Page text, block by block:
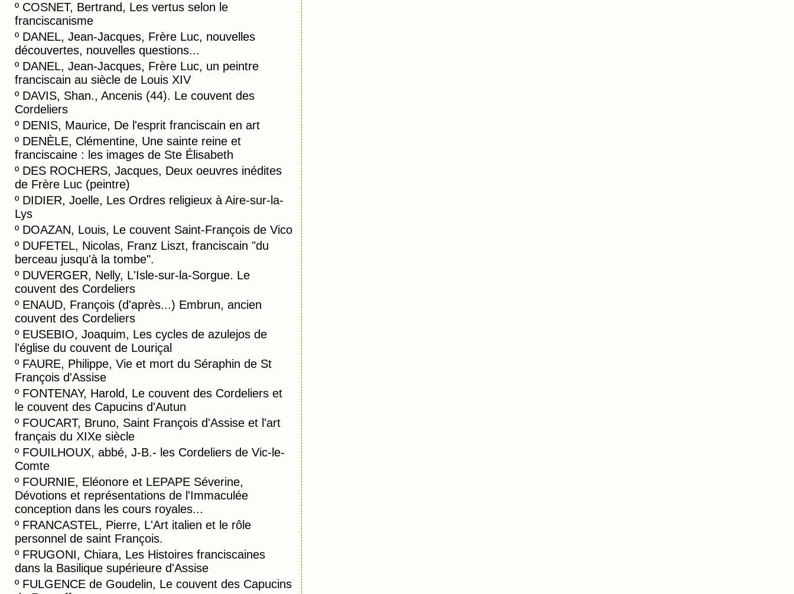
º COSNET, Bertrand, Les vertus selon le
franciscanisme
º DANEL, Jean-Jacques, Frère Luc, nouvelles
découvertes, nouvelles questions...
º DANEL, Jean-Jacques, Frère Luc, un peintre
franciscain au siècle de Louis XIV
º DAVIS, Shan., Ancenis (44). Le couvent des
Cordeliers
º DENIS, Maurice, De l'esprit franciscain en art
º DENÈLE, Clémentine, Une sainte reine et
franciscaine : les images de Ste Élisabeth
º DES ROCHERS, Jacques, Deux oeuvres inédites
de Frère Luc (peintre)
º DIDIER, Joelle, Les Ordres religieux à Aire-sur-la-
Lys
º DOAZAN, Louis, Le couvent Saint-François de Vico
º DUFETEL, Nicolas, Franz Liszt, franciscain "du
berceau jusqu'à la tombe".
º DUVERGER, Nelly, L'Isle-sur-la-Sorgue. Le
couvent des Cordeliers
º ENAUD, François (d'après...) Embrun, ancien
couvent des Cordeliers
º EUSEBIO, Joaquim, Les cycles de azulejos de
l'église du couvent de Louriçal
º FAURE, Philippe, Vie et mort du Séraphin de St
François d'Assise
º FONTENAY, Harold, Le couvent des Cordeliers et
le couvent des Capucins d'Autun
º FOUCART, Bruno, Saint François d'Assise et l'art
français du XIXe siècle
º FOUILHOUX, abbé, J-B.- les Cordeliers de Vic-le-
Comte
º FOURNIE, Eléonore et LEPAPE Séverine,
Dévotions et représentations de l'Immaculée
conception dans les cours royales...
º FRANCASTEL, Pierre, L'Art italien et le rôle
personnel de saint François.
º FRUGONI, Chiara, Les Histoires franciscaines
dans la Basilique supérieure d'Assise
º FULGENCE de Goudelin, Le couvent des Capucins